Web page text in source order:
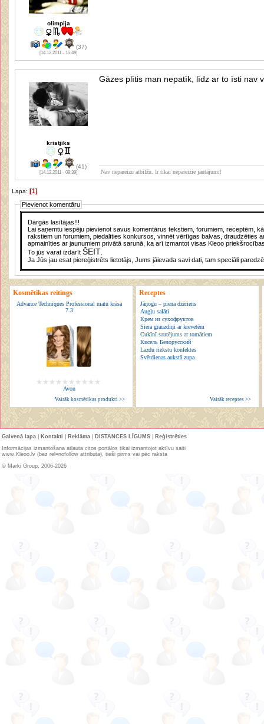
olimpija
(37)
[14.12.2011 - 15:49]
kristjiks
(41)
[14.12.2011 - 09:39]
Gāzes plītis man nepatīk, līdz ar to īsti nav
Nav nepareizu atbilžu. Ir tikai nepareizie jautājumi!
Lapa: [1]
Pievienot komentāru
Dārgās lasītājas!!!
Lai saņemtu iespēju pievienot savus komentārus tekstiem, forumiem, receptēm,
rakstiem un forumiem, piedalīties konkursos, vinnēt vērtīgas balvas, draudzēties
apmainīties ar jaunumiem privātā sarunā, ka arī izmantot visas Kleoo
To jūs varat izdarītŠEIT
Ja Jūs jau esat piereģistrēts lietotājs, Jums jāievada savi dati, tam speciāli
Kosmētikas reitings
Advance Techniques Professional matu krāsa
7.3
Avon
Vairāk kosmētikas produkti >>
Receptes
Jāņogu – piena dzēriens
Augļu salāti
Крем из сухофруктов
Siera grauzdiņi ar krevetēm
Cukīnī sautējums ar tomātiem
Кисель Белорусский
Lazdu riekstu konfektes
Svētdienas aukstā zupa
Vairāk receptes >>
Galvenā lapa Kontakti Reklāma DISTANCES LĪGUMS
Reģistrēties
Informācijas izmantošana atļauta citos portālos tikai izmantojot aktīvu saiti
www.Kleoo.lv (bez rel=nofollow attributa), tieši pirms vai pēc raksta
© Marki Group, 2006-2026